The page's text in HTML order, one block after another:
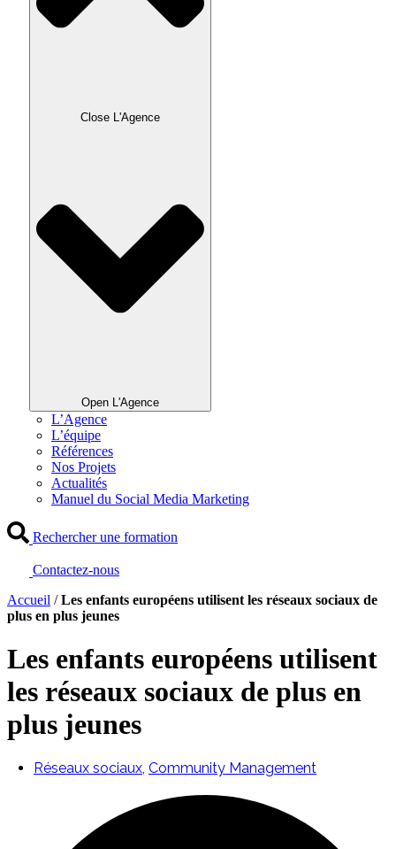
Close L'Agence
Open L'Agence
L’Agence
L’équipe
Références
Nos Projets
Actualités
Manuel du Social Media Marketing
Rechercher une formation
Contactez-nous
Accueil /Les enfants européens utilisent les réseaux sociaux de
plus en plus jeunes
Les enfants européens utilisent
les réseaux sociaux de plus en
plus jeunes
Réseaux sociaux, Community Management